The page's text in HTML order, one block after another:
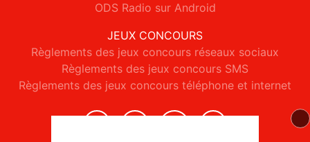
ODS Radio sur Android
JEUX CONCOURS
Règlements des jeux concours réseaux sociaux
Règlements des jeux concours SMS
Règlements des jeux concours téléphone et internet